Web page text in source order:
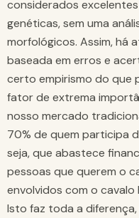
considerados
genéticas, sem uma
morfológicos. Assim, há
baseada em erros e
certo empirismo do que
fator de extrema
nosso mercado
70% de quem participa
seja, que abastece
pessoas que querem o
envolvidos com o cavalo
Isto faz toda a